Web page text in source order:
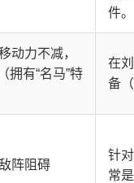
件。
动力不减，
拥有“名马”特
在
备
阵阻碍
针
常